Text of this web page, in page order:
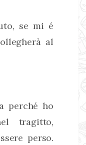
se mi é
al
perché ho
tragitto,
perso.